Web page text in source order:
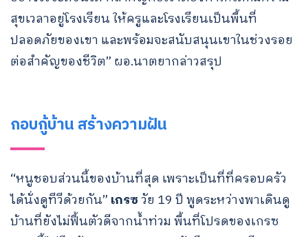
สุขเวลาอยู่โรงเรียน ให้ครูและโรงเรียนเป็นพื้นที่
ปลอดภัยของเขา และพร้อมจะสนับสนุนเขาในช่วงรอย
ต่อสำคัญของชีวิต” ผอ.นาตยากล่าวสรุป
กอบกู้บ้าน สร้างความฝัน
“หนูชอบส่วนนี้ของบ้านที่สุด เพราะเป็นที่ที่ครอบครัว
ได้นั่งดูทีวีด้วยกัน” เกรซวัย 19 ปี พูดระหว่างพาเดินดู
บ้านที่ยังไม่ฟื้นตัวดีจากน้ำท่วม พื้นที่โปรดของเกรซ